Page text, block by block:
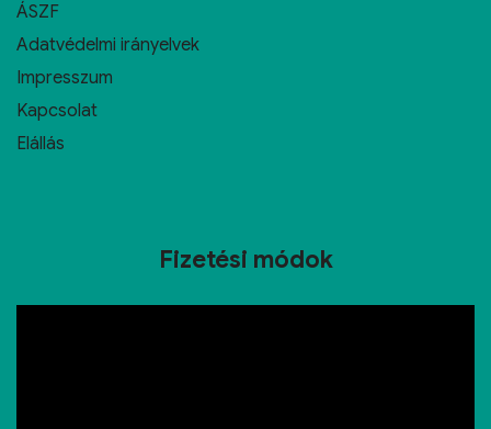
ÁSZF
Adatvédelmi irányelvek
Impresszum
Kapcsolat
Elállás
Fizetési módok